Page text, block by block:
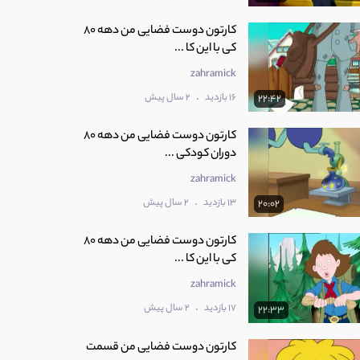
22:42
کارتون دوست فضایی من دهه 80
کی با این کا ...
zahramick
16 بازدید . 2 سال پیش
20:02
کارتون دوست فضایی من دهه 80
دوران کودکی ...
zahramick
13 بازدید . 2 سال پیش
22:33
کارتون دوست فضایی من دهه 80
کی با این کا ...
zahramick
17 بازدید . 2 سال پیش
کارتون دوست فضایی من قسمت